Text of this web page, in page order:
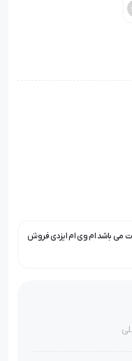
گذشته
ماشین ام‌وی‌ام ۳۱۵ اتومات می باشد ام وی ام ایزدی فروش